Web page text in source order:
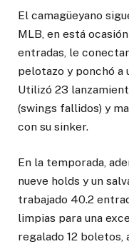
El camagüeyano
MLB, en está
entradas, le
pelotazo y ponchó a
Utilizó 23
(swings fallidos) y
con su sinker.
En la temporada,
nueve holds y un
trabajado 40.2
limpias para una
regalado 12 boletos,